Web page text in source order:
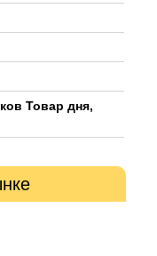
Товар дня,